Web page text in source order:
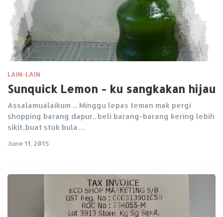
LAIN-LAIN
Sunquick Lemon - ku sangkakan hijau
Assalamualaikum ... Minggu lepas teman mak pergi
shopping barang dapur.. beli barang-barang kering lebih
sikit..buat stok bula…
June 11, 2015